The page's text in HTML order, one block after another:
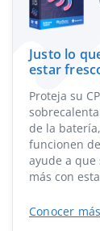
Justo lo
estar
Proteja su
de la
funcionen
ayude a
más con
Conocer más